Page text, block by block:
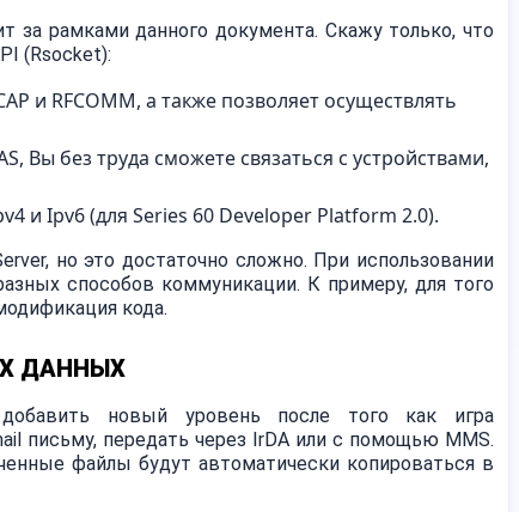
рамками данного документа. Скажу только, что
(Rsocket):
и RFCOMM, а также позволяет осуществлять
Вы без труда сможете связаться с устройствами,
и Ipv6 (для Series 60 Developer Platform 2.0).
но это достаточно сложно. При использовании
способов коммуникации. К примеру, для того
кода.
ДАННЫХ
новый уровень после того как игра
письму, передать через IrDA или с помощью MMS.
файлы будут автоматически копироваться в